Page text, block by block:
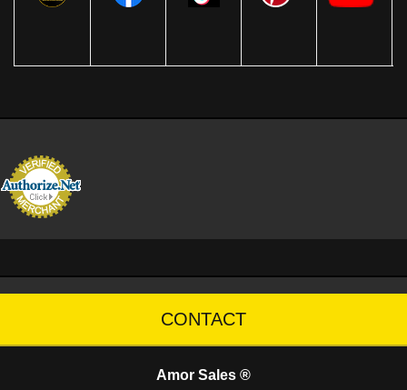
CONTACT
Amor Sales ®